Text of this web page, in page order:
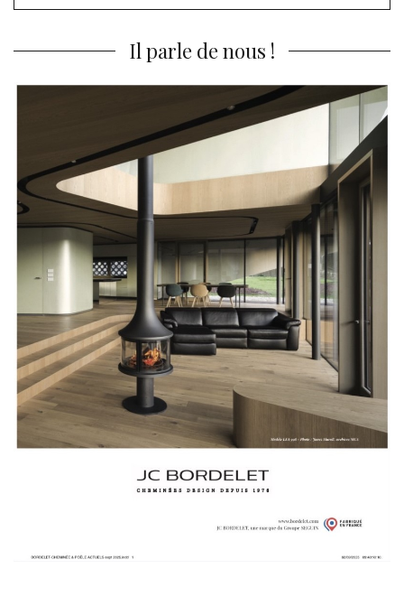
Il parle de nous !